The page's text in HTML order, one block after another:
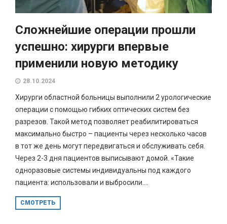
Сложнейшие операции прошли
успешно: хирурги впервые
применили новую методику
28.10.2024
Хирурги областной больницы выполнили 2 урологические
операции с помощью гибких оптических систем без
разрезов. Такой метод позволяет реабилитироваться
максимально быстро – пациенты через несколько часов
в тот же день могут передвигаться и обслуживать себя.
Через 2-3 дня пациентов выписывают домой. «Такие
одноразовые системы индивидуальны под каждого
пациента: использовали и выбросили....
СМОТРЕТЬ